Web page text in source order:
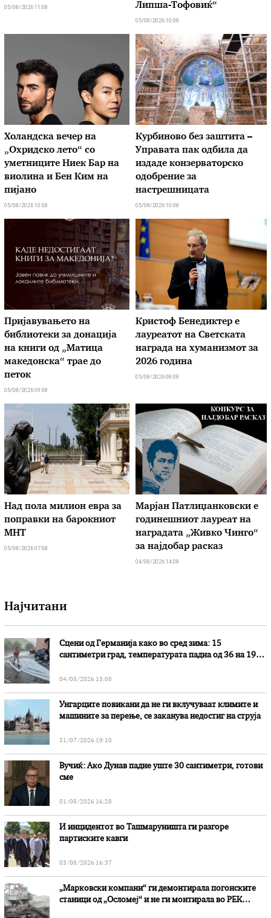
05/08/2026 11:08
Липша-Тофовиќ“
05/08/2026 10:08
Холандска вечер на
„Охридско лето“ со
уметниците Ниек Бар на
виолина и Бен Ким на
пијано
05/08/2026 10:08
Курбиново без заштита –
Управата пак одбила да
издаде конзерваторско
одобрение за
настрешницата
05/08/2026 10:08
Пријавувањето на
библиотеки за донација
на книги од „Матица
македонска“ трае до
петок
05/08/2026 09:08
Кристоф Бенедиктер е
лауреатот на Светската
награда на хуманизмот за
2026 година
05/08/2026 08:08
Над пола милион евра за
поправки на барокниот
МНТ
05/08/2026 07:08
Марјан Патлиџанковски е
годинешниот лауреат на
наградата „Живко Чинго“
за најдобар расказ
04/08/2026 14:08
Најчитани
Сцени од Германија како во сред зима: 15
сантиметри град, температурата падна од 36 на 19
04/08/2026 13:08
Унгарците повикани да не ги вклучуваат климите и
машините за перење, се заканува недостиг на струја
31/07/2026 19:10
Вучиќ: Ако Дунав падне уште 30 сантиметри, готови
сме
01/08/2026 16:28
И инцидентот во Ташмаруништa ги разгоре
партиските кавги
03/08/2026 16:37
„Марковски компани“ ги демонтирала погонските
станици од „Осломеј“ и не ги монтирала во РЕК